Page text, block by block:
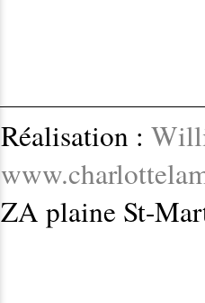
Réalisation :
ZA plaine St-